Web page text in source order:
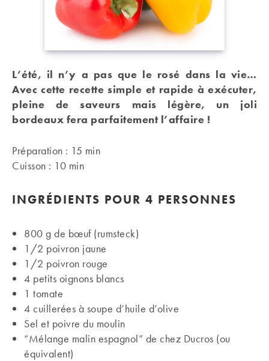
L’été, il n’y a pas que le rosé dans la vie…
Avec cette recette simple et rapide à exécuter,
pleine de saveurs mais légère, un joli
bordeaux fera parfaitement l’affaire !
Préparation : 15 min
Cuisson : 10 min
INGRÉDIENTS POUR 4 PERSONNES
800 g de bœuf (rumsteck)
1/2 poivron jaune
1/2 poivron rouge
4 petits oignons blancs
1 tomate
4 cuillerées à soupe d’huile d’olive
Sel et poivre du moulin
“Mélange malin espagnol” de chez Ducros (ou
équivalent)